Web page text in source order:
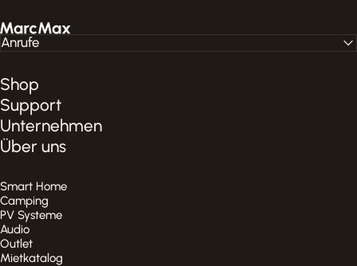
MarcMax Shop
Shop
Support
Unternehmen
Über uns
Smart Home
Camping
PV Systeme
Audio
Outlet
Mietkatalog
Anrufe